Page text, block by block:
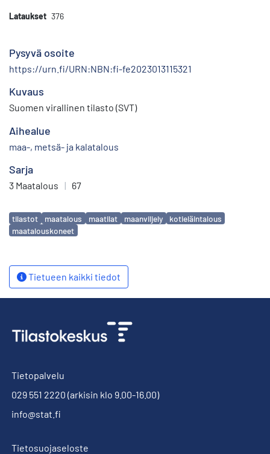
Lataukset 376
Pysyvä osoite
https://urn.fi/URN:NBN:fi-fe2023013115321
Kuvaus
Suomen virallinen tilasto (SVT)
Aihealue
maa-, metsä- ja kalatalous
Sarja
3 Maatalous | 67
Avainsanat
tilastot maatalous maatilat maanviljely
kotieläintalous
maatalouskoneet
Tietueen kaikki tiedot
Tietopalvelu
029 551 2220 (arkisin klo 9.00-16.00)
info@stat.fi
Tietosuojaseloste